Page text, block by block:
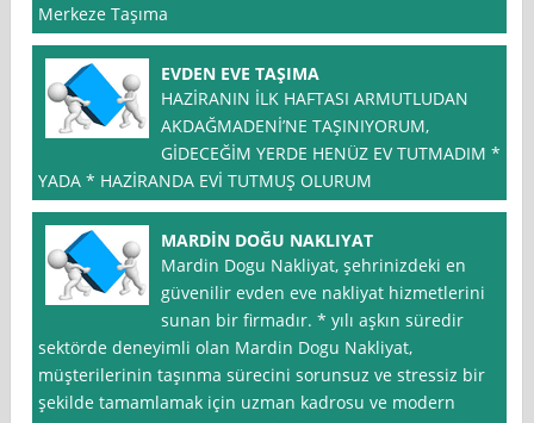
Merkeze Taşıma
EVDEN EVE TAŞIMA
HAZİRANIN İLK HAFTASI ARMUTLUDAN
AKDAĞMADENİ’NE TAŞINIYORUM,
GİDECEĞİM YERDE HENÜZ EV TUTMADIM *
YADA * HAZİRANDA EVİ TUTMUŞ OLURUM
MARDİN DOĞU NAKLIYAT
Mardin Dogu Nakliyat, şehrinizdeki en
güvenilir evden eve nakliyat hizmetlerini
sunan bir firmadır. * yılı aşkın süredir
sektörde deneyimli olan Mardin Dogu Nakliyat,
müşterilerinin taşınma sürecini sorunsuz ve stressiz bir
şekilde tamamlamak için uzman kadrosu ve modern